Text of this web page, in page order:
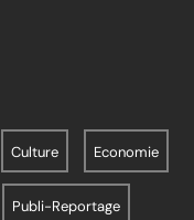
Culture Economie
Publi-Reportage